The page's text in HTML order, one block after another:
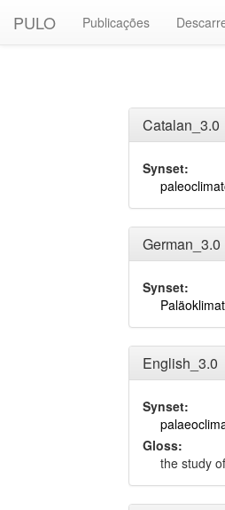
PULO Publicações
Catalan_3.0
Synset:
German_3.0
Synset:
English_3.0
Synset:
Gloss:
the study